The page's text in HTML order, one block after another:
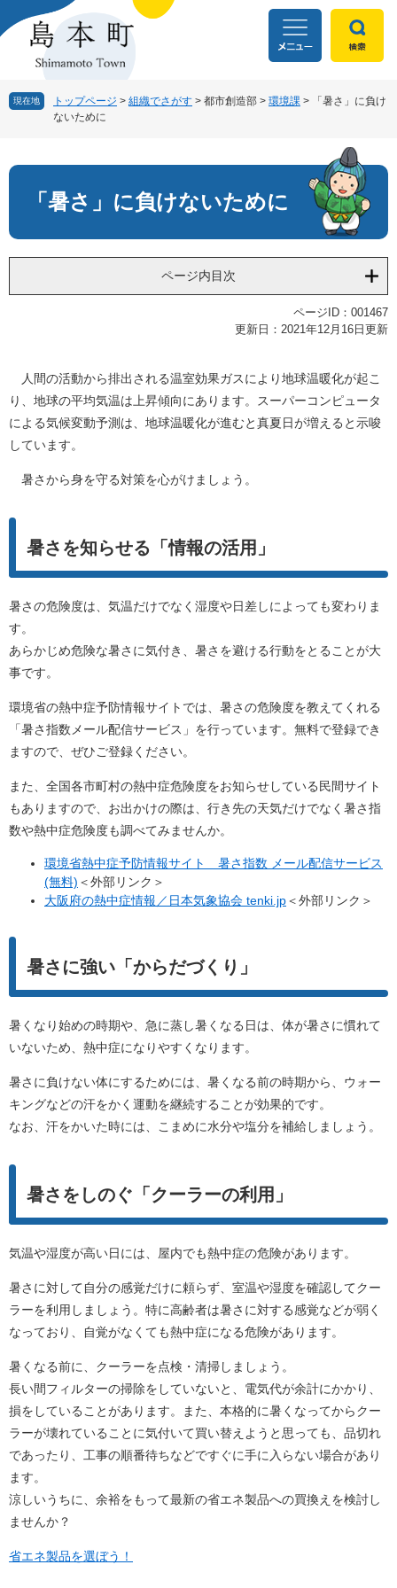
ー
ニ
本
現在地 トップページ > 組織でさがす > 都市創造部 > 環境課 >
「暑さ」に負け
ないために
文
「暑さ」に負けないために
ページ内目次
ページID：001467
更新日：2021年12月16日更新
人間の活動から排出される温室効果ガスにより地球温暖化が起こ
り、地球の平均気温は上昇傾向にあります。スーパーコンピュータ
による気候変動予測は、地球温暖化が進むと真夏日が増えると示唆
しています。
暑さから身を守る対策を心がけましょう。
暑さを知らせる「情報の活用」
暑さの危険度は、気温だけでなく湿度や日差しによっても変わりま
す。
あらかじめ危険な暑さに気付き、暑さを避ける行動をとることが大
事です。
環境省の熱中症予防情報サイトでは、暑さの危険度を教えてくれる
「暑さ指数メール配信サービス」を行っています。無料で登録でき
ますので、ぜひご登録ください。
また、全国各市町村の熱中症危険度をお知らせしている民間サイト
もありますので、お出かけの際は、行き先の天気だけでなく暑さ指
数や熱中症危険度も調べてみませんか。
環境省熱中症予防情報サイト 暑さ指数 メール配信サービス
(無料) ＜外部リンク＞
大阪府の熱中症情報／日本気象協会 tenki.jp＜外部リンク＞
暑さに強い「からだづくり」
暑くなり始めの時期や、急に蒸し暑くなる日は、体が暑さに慣れて
いないため、熱中症になりやすくなります。
暑さに負けない体にするためには、暑くなる前の時期から、ウォー
キングなどの汗をかく運動を継続することが効果的です。
なお、汗をかいた時には、こまめに水分や塩分を補給しましょう。
暑さをしのぐ「クーラーの利用」
気温や湿度が高い日には、屋内でも熱中症の危険があります。
暑さに対して自分の感覚だけに頼らず、室温や湿度を確認してクー
ラーを利用しましょう。特に高齢者は暑さに対する感覚などが弱く
なっており、自覚がなくても熱中症になる危険があります。
暑くなる前に、クーラーを点検・清掃しましょう。
長い間フィルターの掃除をしていないと、電気代が余計にかかり、
損をしていることがあります。また、本格的に暑くなってからクー
ラーが壊れていることに気付いて買い替えようと思っても、品切れ
であったり、工事の順番待ちなどですぐに手に入らない場合があり
ます。
涼しいうちに、余裕をもって最新の省エネ製品への買換えを検討し
ませんか？
省エネ製品を選ぼう！